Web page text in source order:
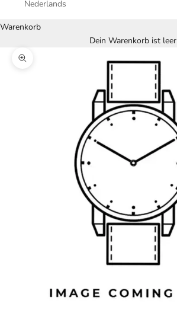
Nederlands
Warenkorb
Dein Warenkorb ist leer
Bild vergrößern